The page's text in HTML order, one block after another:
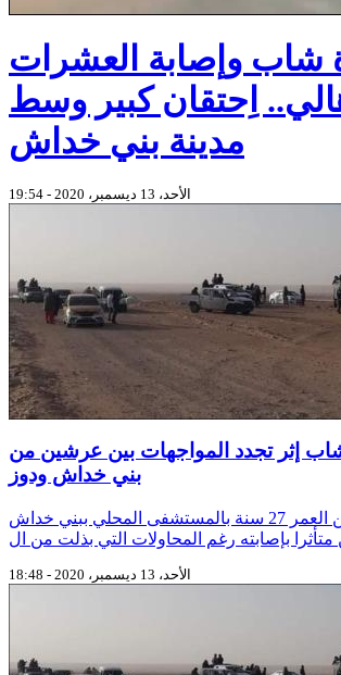
شاب وإصابة العشرات
اِحتقان كبير وسط
مدينة بني خداش
الأحد، 13 ديسمبر، 2020 - 19:54
إثر تجدد المواجهات بين عرشين من
بني خداش ودوز
تُوفي شاب يبلغ من العمر 27 سنة بالمستشفى المحلي ببني خداش
الأحد، 13 ديسمبر، 2020 - 18:48